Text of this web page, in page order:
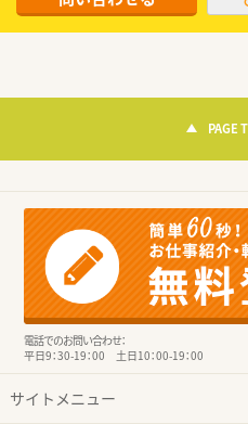
PAGE
電話でのお問い合わせ：
平日9：30-19：00 土日10：00-19：00
サイトメニュー